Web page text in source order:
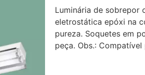
Luminária de sobrepor
eletrostática epóxi na
pureza. Soquetes em
peça. Obs.: